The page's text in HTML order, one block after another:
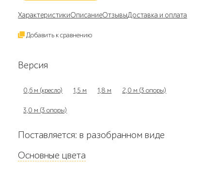
ХарактеристикиОписаниеОтзывыДоставка и оплата
Добавить к сравнению
Версия
0,6 м (кресло) 1,5 м 1,8 м 2,0 м (3 опоры)
3,0 м (3 опоры)
Поставляется: в разобранном виде
Основные цвета